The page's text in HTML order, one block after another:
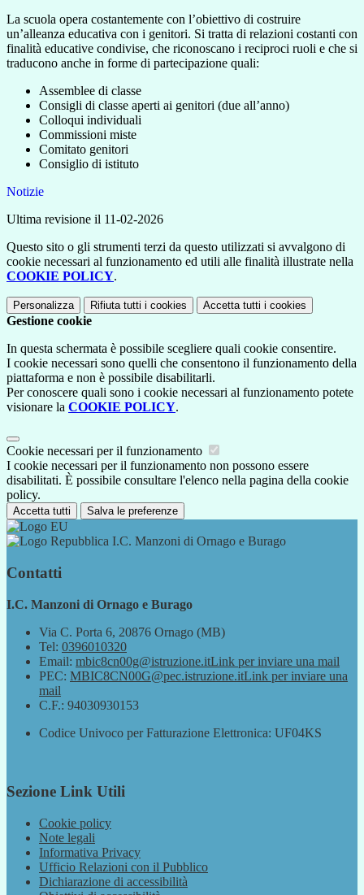
La scuola opera costantemente con l’obiettivo di costruire
un’alleanza educativa con i genitori. Si tratta di relazioni costanti con
finalità educative condivise, che riconoscano i reciproci ruoli e che si
traducono anche in forme di partecipazione quali:
Assemblee di classe
Consigli di classe aperti ai genitori (due all’anno)
Colloqui individuali
Commissioni miste
Comitato genitori
Consiglio di istituto
Notizie
Ultima revisione il 11-02-2026
Questo sito o gli strumenti terzi da questo utilizzati si avvalgono di
cookie necessari al funzionamento ed utili alle finalità illustrate nella
COOKIE POLICY.
Personalizza Rifiuta tutti i cookies Accetta tutti i cookies
Gestione cookie
In questa schermata è possibile scegliere quali cookie consentire.
I cookie necessari sono quelli che consentono il funzionamento della
piattaforma e non è possibile disabilitarli.
Per conoscere quali sono i cookie necessari al funzionamento potete
visionare la COOKIE POLICY.
Cookie necessari per il funzionamento
I cookie necessari per il funzionamento non possono essere
disabilitati. È possibile consultare l'elenco nella pagina della cookie
policy.
Accetta tutti Salva le preferenze
I.C. Manzoni di Ornago e Burago
Contatti
I.C. Manzoni di Ornago e Burago
Via C. Porta 6, 20876 Ornago (MB)
Tel: 0396010320
Email: mbic8cn00g@istruzione.itLink per inviare una mail
PEC: MBIC8CN00G@pec.istruzione.itLink per inviare una
mail
C.F.: 94030930153
Codice Univoco per Fatturazione Elettronica: UF04KS
Sezione Link Utili
Cookie policy
Note legali
Informativa Privacy
Ufficio Relazioni con il Pubblico
Dichiarazione di accessibilità